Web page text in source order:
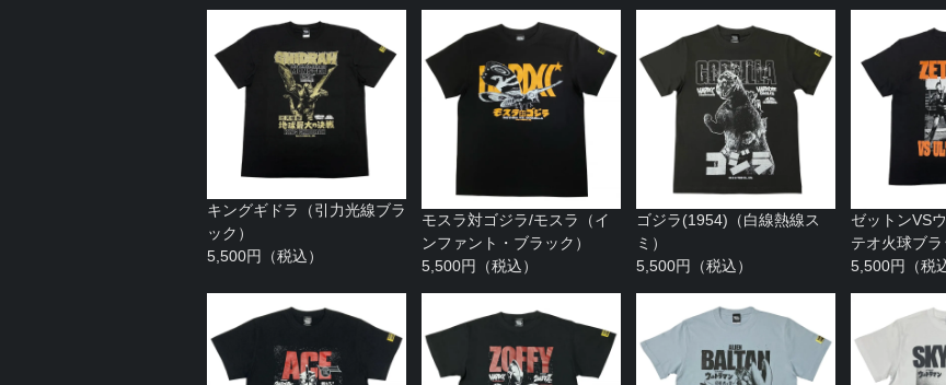
キングギドラ（引力光線ブラ
ック）
5,500円（税込）
モスラ対ゴジラ/モスラ（イ
ンファント・ブラック）
5,500円（税込）
ゴジラ(1954)（白線熱線ス
ミ）
5,500円（税込）
ゼットンVS
テオ火球ブ
5,500円（税